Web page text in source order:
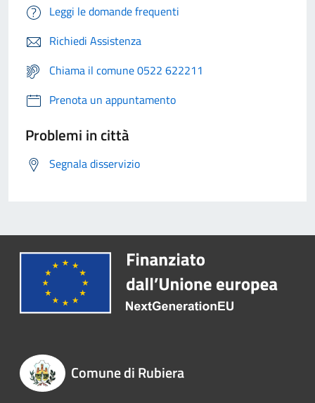
Leggi le domande frequenti
Richiedi Assistenza
Chiama il comune 0522 622211
Prenota un appuntamento
Problemi in città
Segnala disservizio
Comune di Rubiera